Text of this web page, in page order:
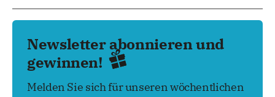
Newsletter abonnieren und
gewinnen!
Melden Sie sich für unseren wöchentlichen